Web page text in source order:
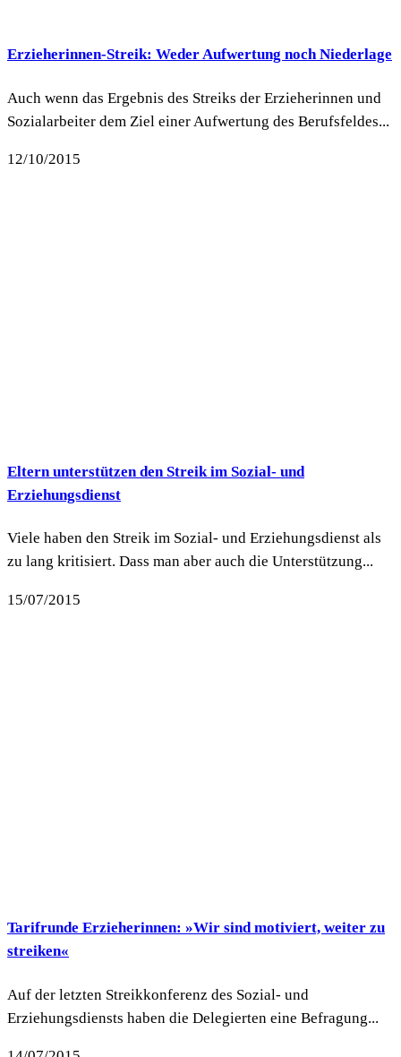
Erzieherinnen-Streik: Weder Aufwertung noch Niederlage
Auch wenn das Ergebnis des Streiks der Erzieherinnen und
Sozialarbeiter dem Ziel einer Aufwertung des Berufsfeldes...
12/10/2015
Eltern unterstützen den Streik im Sozial- und
Erziehungsdienst
Viele haben den Streik im Sozial- und Erziehungsdienst als
zu lang kritisiert. Dass man aber auch die Unterstützung...
15/07/2015
Tarifrunde Erzieherinnen: »Wir sind motiviert, weiter zu
streiken«
Auf der letzten Streikkonferenz des Sozial- und
Erziehungsdiensts haben die Delegierten eine Befragung...